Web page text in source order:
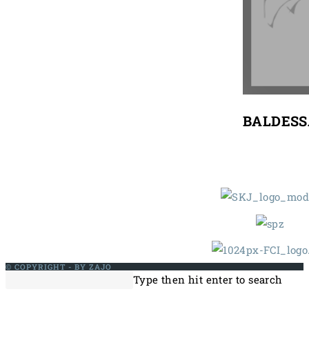
© COPYRIGHT - BY ZAJO
Type then hit enter to search